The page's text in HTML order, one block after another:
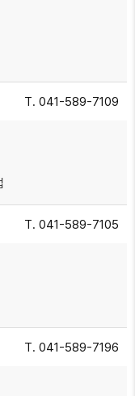
T. 041-589-7109
T. 041-589-7105
T. 041-589-7196